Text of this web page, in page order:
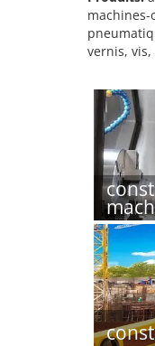
vernis,